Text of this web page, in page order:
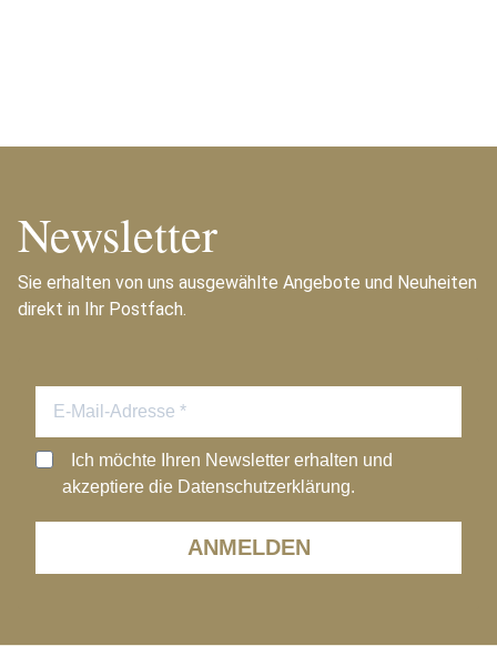
Newsletter
Sie erhalten von uns ausgewählte Angebote und Neuheiten
direkt in Ihr Postfach.
ANMELDEN
Ich möchte Ihren Newsletter erhalten und
akzeptiere die Datenschutzerklärung.